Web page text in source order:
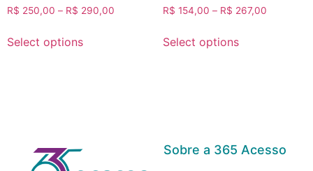
R$ 250,00 – R$ 290,00
Select options
R$ 154,00 – R$ 267,00
Select options
Sobre a 365 Acesso